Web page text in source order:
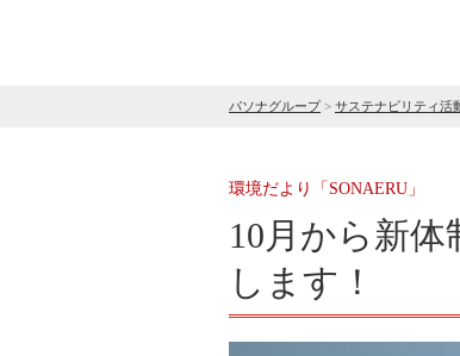
パソナグループ> サステナビリティ活
環境だより「SONAERU」
10月から新
します！